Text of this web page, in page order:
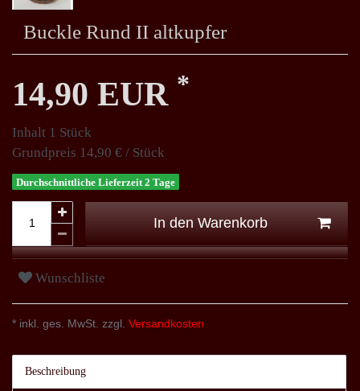
Buckle Rund II altkupfer
14,90 EUR *
Inhalt 1 Stück
Grundpreis 14,90 € / Stück
Durchschnittliche Lieferzeit 2 Tage
In den Warenkorb
Wunschliste
* inkl. ges. MwSt. zzgl. Versandkosten
Beschreibung